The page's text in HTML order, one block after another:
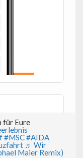
für Eure
#MSC#AIDA
♬ Wir
Maier Remix)